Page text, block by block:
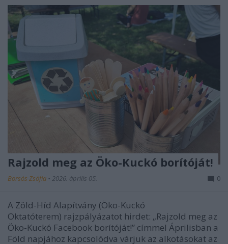
Rajzold meg az Öko-Kuckó borítóját!
Borsós Zsófia • 2026. április 05. 0
A Zöld-Híd Alapítvány (Öko-Kuckó
Oktatóterem) rajzpályázatot hirdet: „Rajzold meg az
Öko-Kuckó Facebook borítóját!” címmel Áprilisban a
Föld napjához kapcsolódva várjuk az alkotásokat az